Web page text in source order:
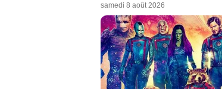
samedi 8 août 2026